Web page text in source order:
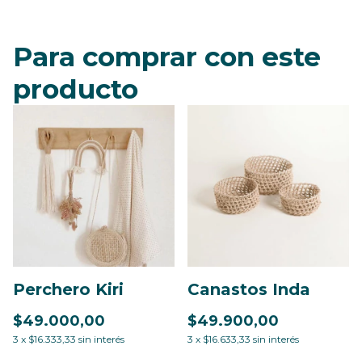
Para comprar con este
producto
Perchero Kiri
$49.000,00
3 x $16.333,33 sin interés
Canastos Inda
$49.900,00
3 x $16.633,33 sin interés